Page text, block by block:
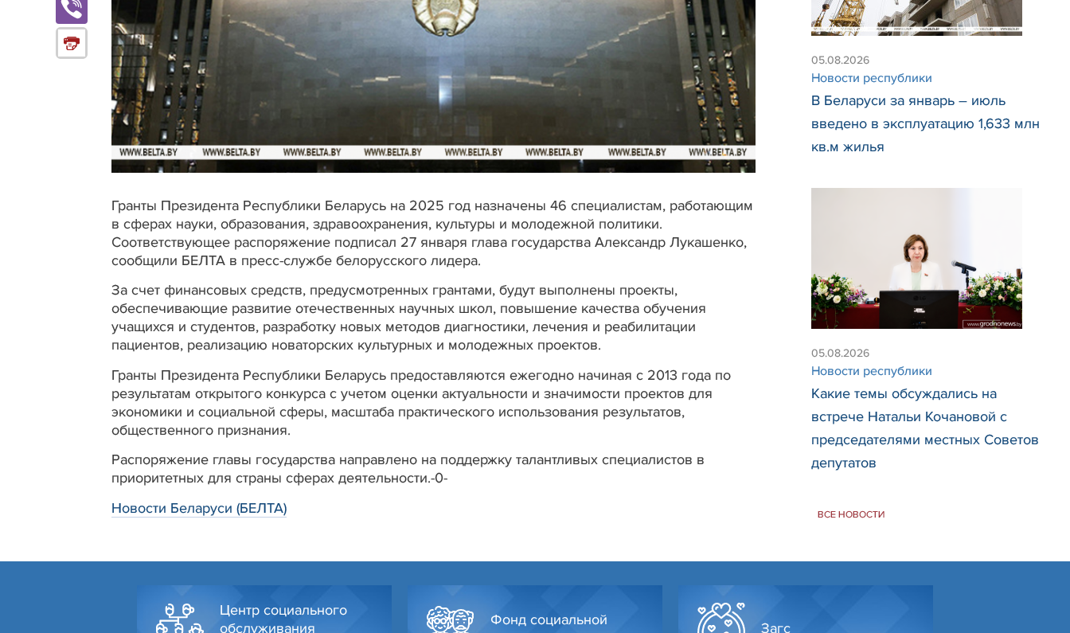
Гранты Президента Республики Беларусь на 2025 год назначены 46 специалистам, работающим
в сферах науки, образования, здравоохранения, культуры и молодежной политики.
Соответствующее распоряжение подписал 27 января глава государства Александр Лукашенко,
сообщили БЕЛТА в пресс-службе белорусского лидера.
За счет финансовых средств, предусмотренных грантами, будут выполнены проекты,
обеспечивающие развитие отечественных научных школ, повышение качества обучения
учащихся и студентов, разработку новых методов диагностики, лечения и реабилитации
пациентов, реализацию новаторских культурных и молодежных проектов.
Гранты Президента Республики Беларусь предоставляются ежегодно начиная с 2013 года по
результатам открытого конкурса с учетом оценки актуальности и значимости проектов для
экономики и социальной сферы, масштаба практического использования результатов,
общественного признания.
Распоряжение главы государства направлено на поддержку талантливых специалистов в
приоритетных для страны сферах деятельности.-0-
Новости Беларуси (БЕЛТА)
05.08.2026
Новости республики
В Беларуси за январь – июль
введено в эксплуатацию 1,633 млн
кв.м жилья
05.08.2026
Новости республики
Какие темы обсуждались на
встрече Натальи Кочановой с
председателями местных Советов
депутатов
ВСЕ НОВОСТИ
Центр социального
обслуживания
Фонд социальной
Загс